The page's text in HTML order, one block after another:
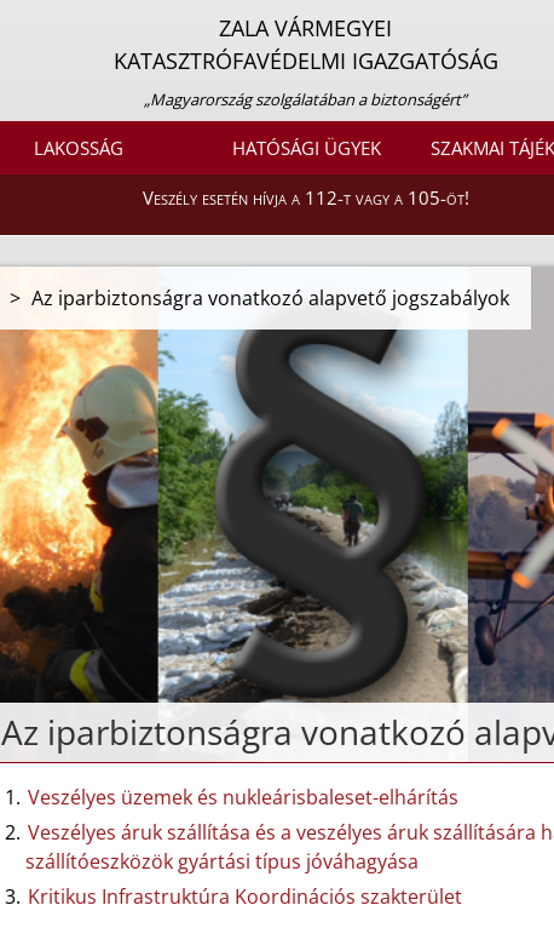
ZALA VÁRMEGYEI
KATASZTRÓFAVÉDELMI IGAZGATÓSÁG
„Magyarország szolgálatában a biztonságért”
LAKOSSÁG HATÓSÁGI ÜGYEK SZAKMAI
Veszély esetén hívja a 112-t vagy a 105-öt!
> Az iparbiztonságra vonatkozó alapvető jogszabályok
Az iparbiztonságra vonatkozó
Veszélyes üzemek és nukleárisbaleset-elhárítás
Veszélyes áruk szállítása és a veszélyes áruk
szállítóeszközök gyártási típus jóváhagyása
Kritikus Infrastruktúra Koordinációs szakterület